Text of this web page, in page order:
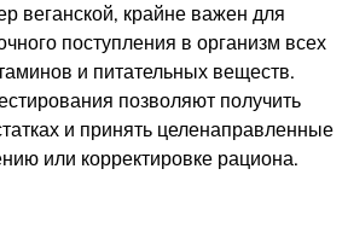
веганской, крайне важен для
поступления в организм всех
и питательных веществ.
позволяют получить
и принять целенаправленные
или корректировке рациона.